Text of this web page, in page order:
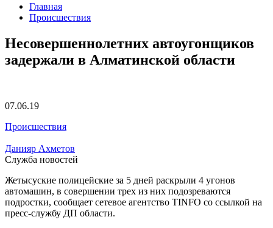
Главная
Происшествия
Несовершеннолетних автоугонщиков
задержали в Алматинской области
07.06.19
Происшествия
Данияр Ахметов
Служба новостей
Жетысуские полицейские за 5 дней раскрыли 4 угонов
автомашин, в совершении трех из них подозреваются
подростки, сообщает сетевое агентство TINFO со ссылкой на
пресс-службу ДП области.